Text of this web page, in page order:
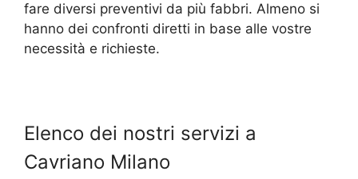
fare diversi preventivi da più fabbri. Almeno si
hanno dei confronti diretti in base alle vostre
necessità e richieste.
Elenco dei nostri servizi a
Cavriano Milano